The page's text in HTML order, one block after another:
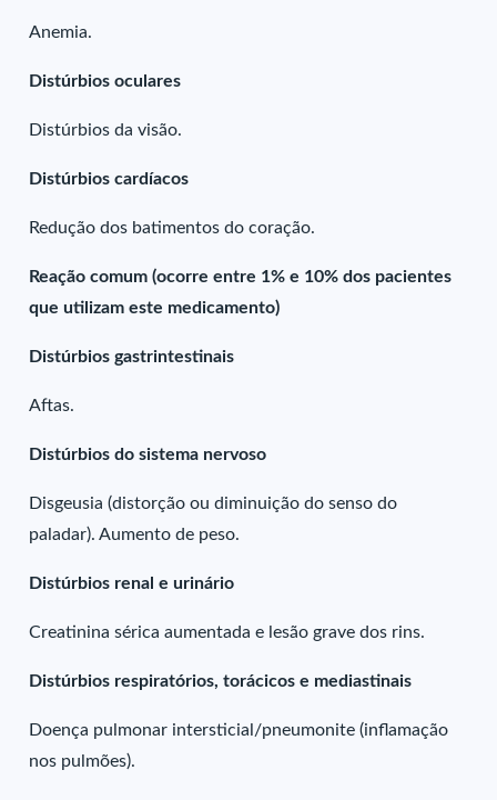
Anemia.
Distúrbios oculares
Distúrbios da visão.
Distúrbios cardíacos
Redução dos batimentos do coração.
Reação comum (ocorre entre 1% e 10% dos pacientes
que utilizam este medicamento)
Distúrbios gastrintestinais
Aftas.
Distúrbios do sistema nervoso
Disgeusia (distorção ou diminuição do senso do
paladar). Aumento de peso.
Distúrbios renal e urinário
Creatinina sérica aumentada e lesão grave dos rins.
Distúrbios respiratórios, torácicos e mediastinais
Doença pulmonar intersticial/pneumonite (inflamação
nos pulmões).